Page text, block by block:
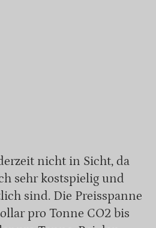
nicht in Sicht, da
sehr kostspielig und
sind. Die Preisspanne
pro Tonne CO2 bis